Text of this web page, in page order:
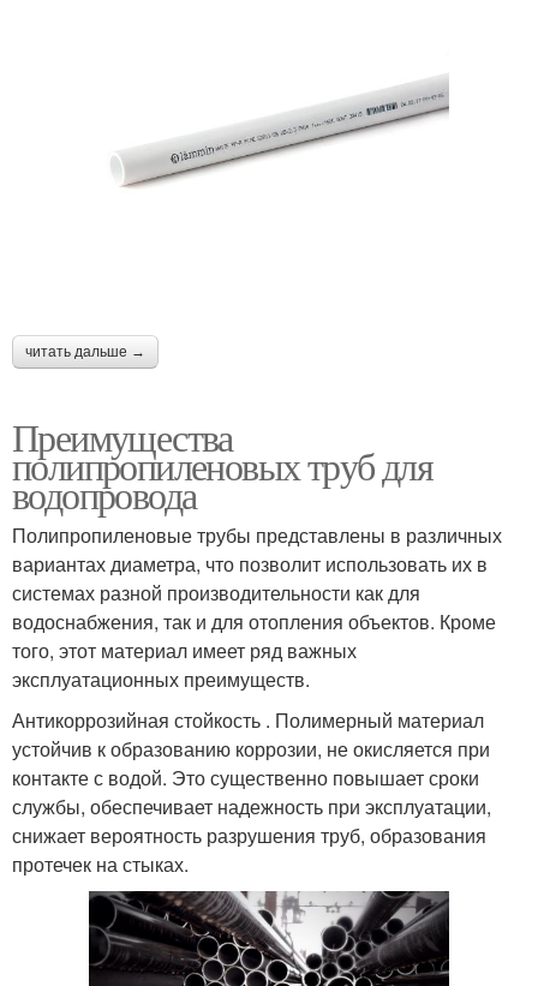
читать дальше →
Преимущества
полипропиленовых труб для
водопровода
Полипропиленовые трубы представлены в различных
вариантах диаметра, что позволит использовать их в
системах разной производительности как для
водоснабжения, так и для отопления объектов. Кроме
того, этот материал имеет ряд важных
эксплуатационных преимуществ.
Антикоррозийная стойкость . Полимерный материал
устойчив к образованию коррозии, не окисляется при
контакте с водой. Это существенно повышает сроки
службы, обеспечивает надежность при эксплуатации,
снижает вероятность разрушения труб, образования
протечек на стыках.